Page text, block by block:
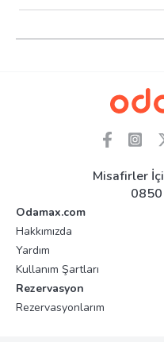
Misafirler
Odamax.com
Hakkımızda
Yardım
Kullanım Şartları
Rezervasyon
Rezervasyonlarım